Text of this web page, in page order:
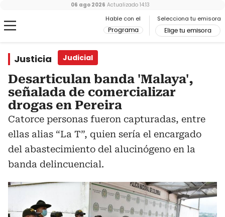
Hable con el
Programa
Selecciona tu emisora
Elige tu emisora
06 ago 2026 Actualizado 14:13
Justicia Judicial
Desarticulan banda 'Malaya',
señalada de comercializar
drogas en Pereira
Catorce personas fueron capturadas, entre
ellas alias “La T”, quien sería el encargado
del abastecimiento del alucinógeno en la
banda delincuencial.